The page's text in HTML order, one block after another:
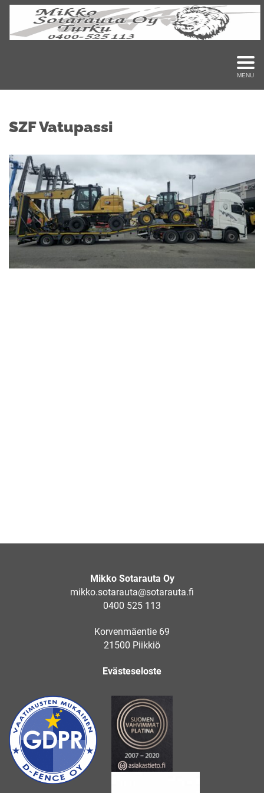
MENU
SZF Vatupassi
Mikko Sotarauta Oy
mikko.sotarauta@sotarauta.fi
0400 525 113
Korvenmäentie 69
21500 Piikkiö
Evästeseloste